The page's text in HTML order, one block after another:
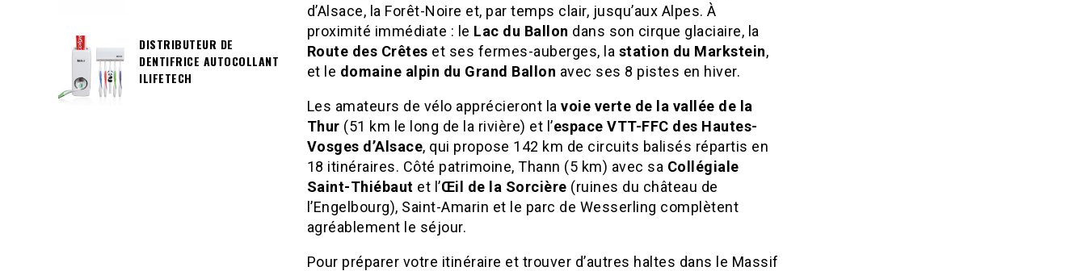
d’Alsace, la Forêt-Noire et, par temps clair, jusqu’aux Alpes. À
proximité immédiate : le Lac du Ballon dans son cirque glaciaire, la
Route des Crêtes et ses fermes-auberges, la station du Markstein,
et le domaine alpin du Grand Ballon avec ses 8 pistes en hiver.
Les amateurs de vélo apprécieront la voie verte de la vallée de la
Thur (51 km le long de la rivière) et l’espace VTT-FFC des Hautes-
Vosges d’Alsace, qui propose 142 km de circuits balisés répartis en
18 itinéraires. Côté patrimoine, Thann (5 km) avec sa Collégiale
Saint-Thiébaut et l’Œil de la Sorcière (ruines du château de
l’Engelbourg), Saint-Amarin et le parc de Wesserling complètent
agréablement le séjour.
Pour préparer votre itinéraire et trouver d’autres haltes dans le Massif
DISTRIBUTEUR DE
DENTIFRICE AUTOCOLLANT
ILIFETECH